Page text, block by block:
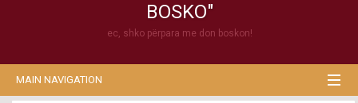
BOSKO"
ec, shko përpara me don boskon!
MAIN NAVIGATION